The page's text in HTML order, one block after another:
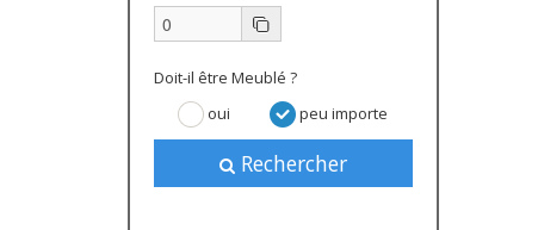
Doit-il être Meublé ?
oui
peu importe
Rechercher